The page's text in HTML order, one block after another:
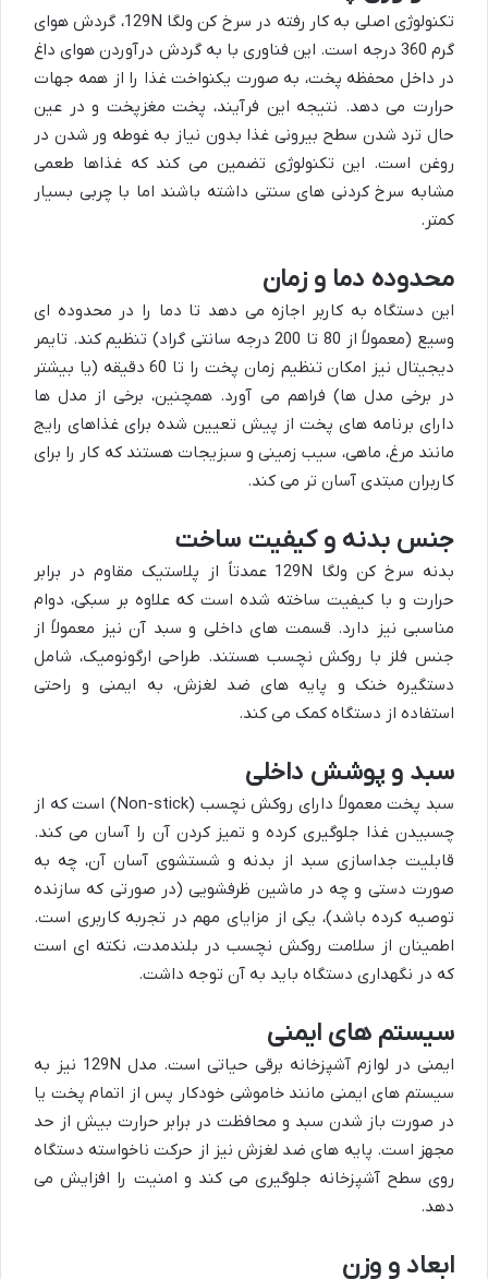
تکنولوژی اصلی به کار رفته در سرخ کن ولگا 129N، گردش هوای
گرم 360 درجه است. این فناوری با به گردش درآوردن هوای داغ
در داخل محفظه پخت، به صورت یکنواخت غذا را از همه جهات
حرارت می دهد. نتیجه این فرآیند، پخت مغزپخت و در عین
حال ترد شدن سطح بیرونی غذا بدون نیاز به غوطه ور شدن در
روغن است. این تکنولوژی تضمین می کند که غذاها طعمی
مشابه سرخ کردنی های سنتی داشته باشند اما با چربی بسیار
کمتر.
محدوده دما و زمان
این دستگاه به کاربر اجازه می دهد تا دما را در محدوده ای
وسیع (معمولاً از 80 تا 200 درجه سانتی گراد) تنظیم کند. تایمر
دیجیتال نیز امکان تنظیم زمان پخت را تا 60 دقیقه (یا بیشتر
در برخی مدل ها) فراهم می آورد. همچنین، برخی از مدل ها
دارای برنامه های پخت از پیش تعیین شده برای غذاهای رایج
مانند مرغ، ماهی، سیب زمینی و سبزیجات هستند که کار را برای
کاربران مبتدی آسان تر می کند.
جنس بدنه و کیفیت ساخت
بدنه سرخ کن ولگا 129N عمدتاً از پلاستیک مقاوم در برابر
حرارت و با کیفیت ساخته شده است که علاوه بر سبکی، دوام
مناسبی نیز دارد. قسمت های داخلی و سبد آن نیز معمولاً از
جنس فلز با روکش نچسب هستند. طراحی ارگونومیک، شامل
دستگیره خنک و پایه های ضد لغزش، به ایمنی و راحتی
استفاده از دستگاه کمک می کند.
سبد و پوشش داخلی
سبد پخت معمولاً دارای روکش نچسب (Non-stick) است که از
چسبیدن غذا جلوگیری کرده و تمیز کردن آن را آسان می کند.
قابلیت جداسازی سبد از بدنه و شستشوی آسان آن، چه به
صورت دستی و چه در ماشین ظرفشویی (در صورتی که سازنده
توصیه کرده باشد)، یکی از مزایای مهم در تجربه کاربری است.
اطمینان از سلامت روکش نچسب در بلندمدت، نکته ای است
که در نگهداری دستگاه باید به آن توجه داشت.
سیستم های ایمنی
ایمنی در لوازم آشپزخانه برقی حیاتی است. مدل 129N نیز به
سیستم های ایمنی مانند خاموشی خودکار پس از اتمام پخت یا
در صورت باز شدن سبد و محافظت در برابر حرارت بیش از حد
مجهز است. پایه های ضد لغزش نیز از حرکت ناخواسته دستگاه
روی سطح آشپزخانه جلوگیری می کند و امنیت را افزایش می
دهد.
ابعاد و وزن